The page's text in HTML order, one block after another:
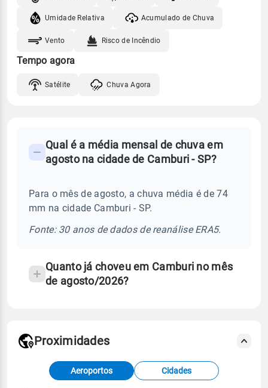
Umidade Relativa Acumulado de Chuva
Vento Risco de Incêndio
Tempo agora
Satélite Chuva Agora
Perguntas
sobre
chuva
Qual é a média mensal de chuva em
agosto na cidade de Camburi - SP?
Para o mês de agosto, a chuva média é de 74
mm na cidade Camburi - SP.
Fonte: 30 anos de dados de reanálise ERA5.
Quanto já choveu em Camburi no mês
de agosto/2026?
Fonte: dados combinados de estações
meteorológicas e satélite do Centro de Previsão
Proximidades
Aeroportos Cidades